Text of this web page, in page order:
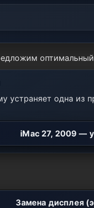
устраняет одна из
iMac 27, 2009 —
Замена дисплея